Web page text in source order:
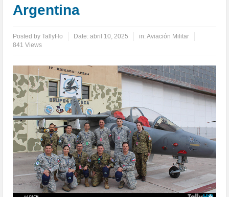
Argentina
Posted byTallyHo Date:abril 10, 2025 in:Aviación Militar
841 Views